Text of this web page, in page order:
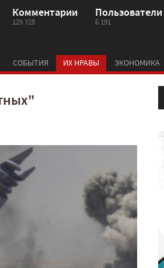
Комментарии
125 728
Пользователи
6 191
СОБЫТИЯ ИХ НРАВЫ ЭКОНОМИКА